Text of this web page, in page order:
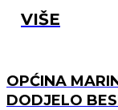
VIŠE
OPĆINA
DODJELO